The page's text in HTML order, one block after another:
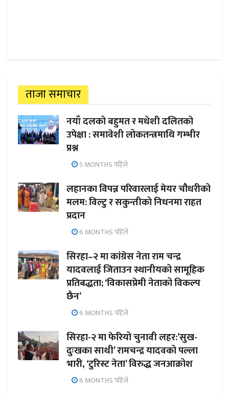
ताजा समाचार
नयाँ दलको बहुमत र मधेशी दलितको
उपेक्षा : समावेशी लोकतन्त्रमाथि गम्भीर
प्रश्न
5 MONTHS पहिले
लहानका विपन्न परिवारलाई मेयर चौधरीको
मलम: विल्टु र सकुन्तीको निधनमा राहत
प्रदान
6 MONTHS पहिले
सिरहा–२ मा कांग्रेस नेता राम चन्द्र
यादवलाई जिताउन स्थानीयको सामूहिक
प्रतिबद्धता; ‘विकासप्रेमी नेताको विकल्प
छैन’
6 MONTHS पहिले
सिरहा-२ मा फेरियो चुनावी लहर:’सुख-
दुःखका साथी’ रामचन्द्र यादवको पल्ला
भारी, ‘टुरिस्ट नेता’ विरुद्ध जनआक्रोश
6 MONTHS पहिले